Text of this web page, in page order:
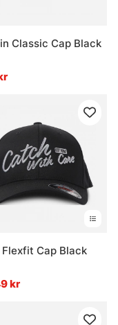
Classic Cap Black
Flexfit Cap Black
kr